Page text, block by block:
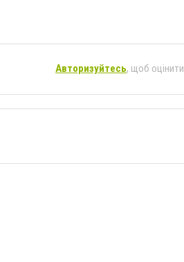
Авторизуйтесь, щоб оцінити